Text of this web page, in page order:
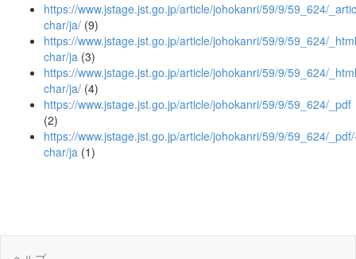
https://www.jstage.jst.go.jp/article/johokanri/59/9/59_624/
char/ja/ (9)
https://www.jstage.jst.go.jp/article/johokanri/59/9/59_624/
char/ja (3)
https://www.jstage.jst.go.jp/article/johokanri/59/9/59_624/
char/ja/ (4)
https://www.jstage.jst.go.jp/article/johokanri/59/9/59_624/_pdf
(2)
https://www.jstage.jst.go.jp/article/johokanri/59/9/59_624/
char/ja (1)